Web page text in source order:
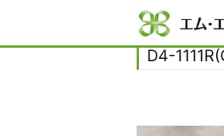
D4-
Home D4-
D4-